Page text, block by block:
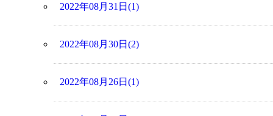
2022年08月31日(1)
2022年08月30日(2)
2022年08月26日(1)